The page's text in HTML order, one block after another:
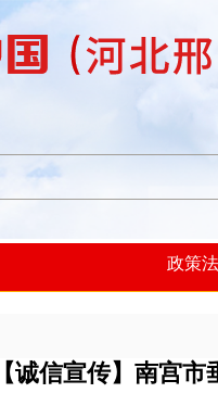
政策
【诚信宣传】南宫